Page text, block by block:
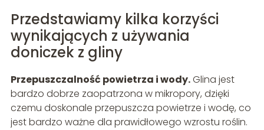
Przedstawiamy kilka korzyści
wynikających z używania
doniczek z gliny
Przepuszczalność powietrza i wody.Glina jest
bardzo dobrze zaopatrzona w mikropory, dzięki
czemu doskonale przepuszcza powietrze i wodę, co
jest bardzo ważne dla prawidłowego wzrostu roślin.